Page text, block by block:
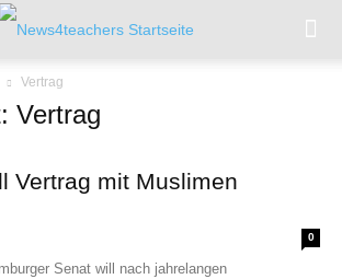
Vertrag
Vertrag
Vertrag mit Muslimen
0
Senat will nach jahrelangen